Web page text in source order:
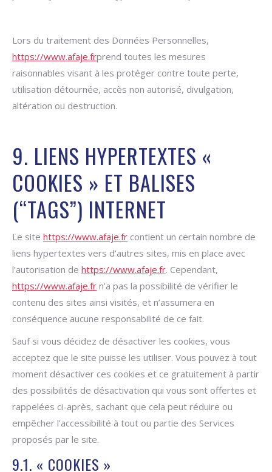
Lors du traitement des Données Personnelles,
https://www.afaje.frprend toutes les mesures
raisonnables visant à les protéger contre toute perte,
utilisation détournée, accès non autorisé, divulgation,
altération ou destruction.
9. LIENS HYPERTEXTES «
COOKIES » ET BALISES
(“TAGS”) INTERNET
Le site https://www.afaje.fr contient un certain nombre de
liens hypertextes vers d’autres sites, mis en place avec
l’autorisation de https://www.afaje.fr. Cependant,
https://www.afaje.fr n’a pas la possibilité de vérifier le
contenu des sites ainsi visités, et n’assumera en
conséquence aucune responsabilité de ce fait.
Sauf si vous décidez de désactiver les cookies, vous
acceptez que le site puisse les utiliser. Vous pouvez à tout
moment désactiver ces cookies et ce gratuitement à partir
des possibilités de désactivation qui vous sont offertes et
rappelées ci-après, sachant que cela peut réduire ou
empêcher l’accessibilité à tout ou partie des Services
proposés par le site.
9.1. « COOKIES »